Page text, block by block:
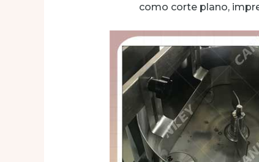
como corte plano,